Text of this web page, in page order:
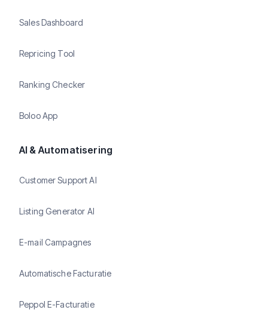
Sales Dashboard
Repricing Tool
Ranking Checker
Boloo App
AI & Automatisering
Customer Support AI
Listing Generator AI
E-mail Campagnes
Automatische Facturatie
Peppol E-Facturatie